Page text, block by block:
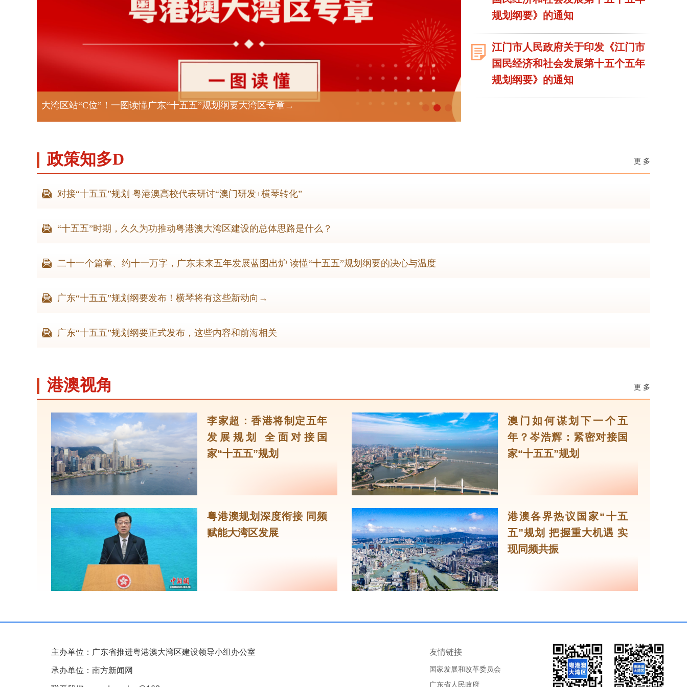
大湾区站“C位”！一图读懂广东“十五五”规划纲要大湾区专章→
规划纲要》的通知
江门市人民政府关于印发《江门市
国民经济和社会发展第十五个五年
规划纲要》的通知
政策知多D 更 多
对接“十五五”规划 粤港澳高校代表研讨“澳门研发+横琴转化”
“十五五”时期，久久为功推动粤港澳大湾区建设的总体思路是什么？
二十一个篇章、约十一万字，广东未来五年发展蓝图出炉 读懂“十五五”规划纲要的决心与温度
广东“十五五”规划纲要发布！横琴将有这些新动向→
广东“十五五”规划纲要正式发布，这些内容和前海相关
港澳视角 更 多
李家超：香港将制定五年
发展规划 全面对接国
家“十五五”规划
澳门如何谋划下一个五
年？岑浩辉：紧密对接国
家“十五五”规划
粤港澳规划深度衔接 同频
赋能大湾区发展
港澳各界热议国家“十五
五”规划 把握重大机遇 实
现同频共振
主办单位：广东省推进粤港澳大湾区建设领导小组办公室
承办单位：南方新闻网
友情链接
国家发展和改革委员会
广东省人民政府